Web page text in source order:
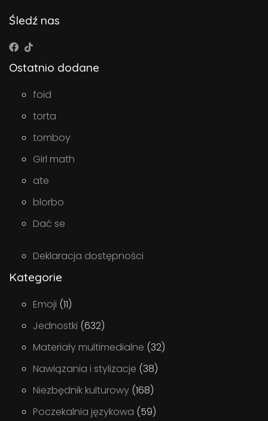
Śledź nas
Ostatnio dodane
foid
torta
tomboy
Girl math
ate
blorbo
Dać se
Deklaracja dostępności
Kategorie
Emoji (11)
Jednostki (632)
Materiały multimedialne (32)
Nawiązania i stylizacje (38)
Niezbędnik kulturowy (168)
Poczekalnia językowa (59)